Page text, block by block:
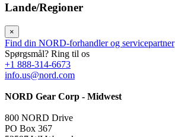
Lande/Regioner
×
Find din NORD-forhandler og servicepartner
Spørgsmål? Ring til os
+1 888-314-6673
info.us@nord.com
NORD Gear Corp - Midwest
800 NORD Drive
PO Box 367